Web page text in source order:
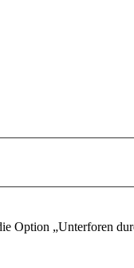
Option „Unterforen